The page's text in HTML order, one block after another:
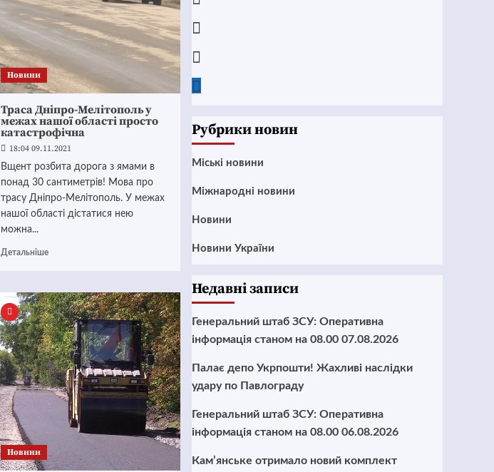
Новини
Траса Дніпро-Мелітополь у
межах нашої області просто
катастрофічна
18:04 09.11.2021
Вщент розбита дорога з ямами в
понад 30 сантиметрів! Мова про
трасу Дніпро-Мелітополь. У межах
нашої області дістатися нею
можна...
Детальніше
Новини
Рубрики новин
Mіські новини
Міжнародні новини
Новини
Новини України
Недавні записи
Генеральний штаб ЗСУ: Оперативна
інформація станом на 08.00 07.08.2026
Палає депо Укрпошти! Жахливі наслідки
удару по Павлограду
Генеральний штаб ЗСУ: Оперативна
інформація станом на 08.00 06.08.2026
Кам’янське отримало новий комплект